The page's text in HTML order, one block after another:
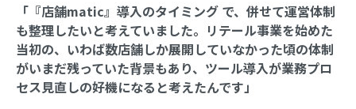
「『店舗matic』導入のタイミング で、併せて運営体制
も整理したいと考えていました。リテール事業を始めた
当初の、いわば数店舗しか展開していなかった頃の体制
がいまだ残っていた背景もあり、ツール導入が業務プロ
セス見直しの好機になると考えたんです」